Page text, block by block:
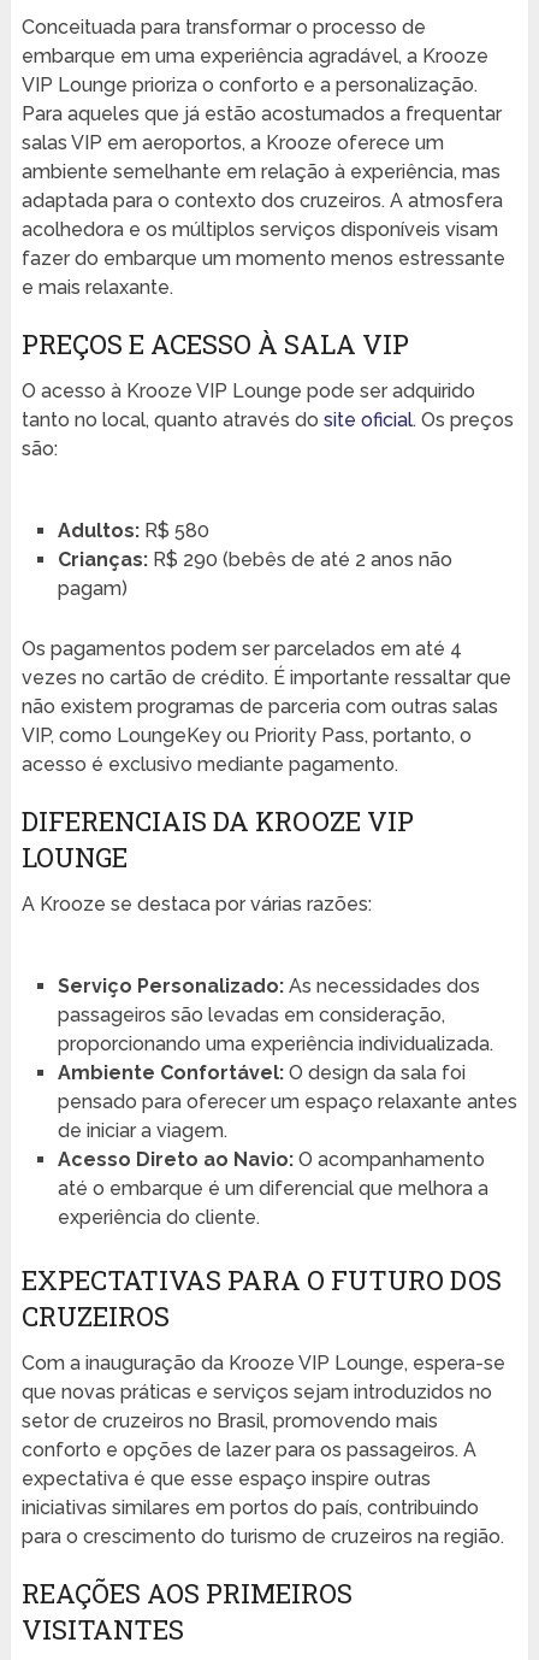
Conceituada para transformar o processo de
embarque em uma experiência agradável, a Krooze
VIP Lounge prioriza o conforto e a personalização.
Para aqueles que já estão acostumados a frequentar
salas VIP em aeroportos, a Krooze oferece um
ambiente semelhante em relação à experiência, mas
adaptada para o contexto dos cruzeiros. A atmosfera
acolhedora e os múltiplos serviços disponíveis visam
fazer do embarque um momento menos estressante
e mais relaxante.
PREÇOS E ACESSO À SALA VIP
O acesso à Krooze VIP Lounge pode ser adquirido
tanto no local, quanto através do site oficial. Os preços
são:
Adultos:R$ 580
Crianças:R$ 290 (bebês de até 2 anos não
pagam)
Os pagamentos podem ser parcelados em até 4
vezes no cartão de crédito. É importante ressaltar que
não existem programas de parceria com outras salas
VIP, como LoungeKey ou Priority Pass, portanto, o
acesso é exclusivo mediante pagamento.
DIFERENCIAIS DA KROOZE VIP
LOUNGE
A Krooze se destaca por várias razões:
Serviço Personalizado:As necessidades dos
passageiros são levadas em consideração,
proporcionando uma experiência individualizada.
Ambiente Confortável:O design da sala foi
pensado para oferecer um espaço relaxante antes
de iniciar a viagem.
Acesso Direto ao Navio:O acompanhamento
até o embarque é um diferencial que melhora a
experiência do cliente.
EXPECTATIVAS PARA O FUTURO DOS
CRUZEIROS
Com a inauguração da Krooze VIP Lounge, espera-se
que novas práticas e serviços sejam introduzidos no
setor de cruzeiros no Brasil, promovendo mais
conforto e opções de lazer para os passageiros. A
expectativa é que esse espaço inspire outras
iniciativas similares em portos do país, contribuindo
para o crescimento do turismo de cruzeiros na região.
REAÇÕES AOS PRIMEIROS
VISITANTES